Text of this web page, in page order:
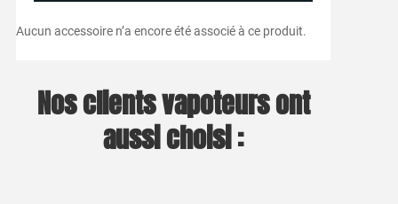
Aucun accessoire n’a encore été associé à ce produit.
Nos clients vapoteurs ont
aussi choisi :